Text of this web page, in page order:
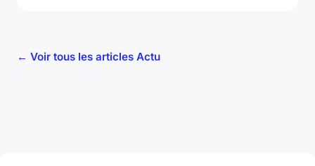
← Voir tous les articles Actu